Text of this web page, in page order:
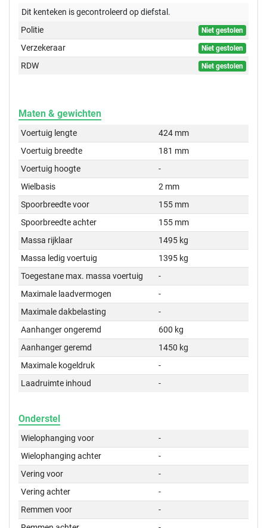
Dit kenteken is gecontroleerd opdiefstal.
Politie
Niet gestolen
Verzekeraar Niet gestolen
RDW Niet gestolen
Maten & gewichten
Voertuig lengte
424 mm
Voertuig breedte
181 mm
Voertuig hoogte
-
Wielbasis
2 mm
Spoorbreedte voor
155 mm
Spoorbreedte achter
155 mm
Massa rijklaar
1495 kg
Massa ledig voertuig
1395 kg
Toegestane max. massa voertuig
-
Maximale laadvermogen
-
Maximale dakbelasting
-
Aanhanger ongeremd
600 kg
Aanhanger geremd
1450 kg
Maximale kogeldruk
-
Laadruimte inhoud
-
Onderstel
Wielophanging voor
-
Wielophanging achter
-
Vering voor
-
Vering achter
-
Remmen voor
-